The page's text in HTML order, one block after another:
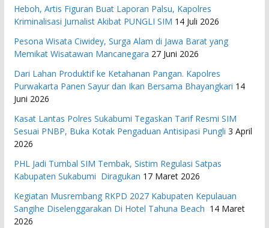
Heboh, Artis Figuran Buat Laporan Palsu, Kapolres
Kriminalisasi Jurnalist Akibat PUNGLI SIM 14 Juli 2026
Pesona Wisata Ciwidey, Surga Alam di Jawa Barat yang
Memikat Wisatawan Mancanegara 27 Juni 2026
Dari Lahan Produktif ke Ketahanan Pangan. Kapolres
Purwakarta Panen Sayur dan Ikan Bersama Bhayangkari 14
Juni 2026
Kasat Lantas Polres Sukabumi Tegaskan Tarif Resmi SIM
Sesuai PNBP, Buka Kotak Pengaduan Antisipasi Pungli 3 April
2026
PHL Jadi Tumbal SIM Tembak, Sistim Regulasi Satpas
Kabupaten Sukabumi Diragukan 17 Maret 2026
Kegiatan Musrembang RKPD 2027 ​Kabupaten Kepulauan
Sangihe Diselenggarakan Di Hotel Tahuna Beach 14 Maret
2026